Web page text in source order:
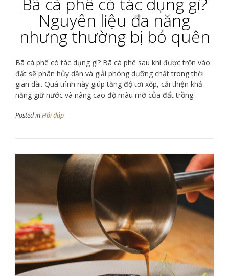
Nguyên liệu đa năng
nhưng thường bị bỏ quên
Bã cà phê có tác dụng gì? Bã cà phê sau khi được trộn vào
đất sẽ phân hủy dần và giải phóng dưỡng chất trong thời
gian dài. Quá trình này giúp tăng độ tơi xốp, cải thiện khả
năng giữ nước và nâng cao độ màu mỡ của đất trồng.
Posted inHỏi đáp